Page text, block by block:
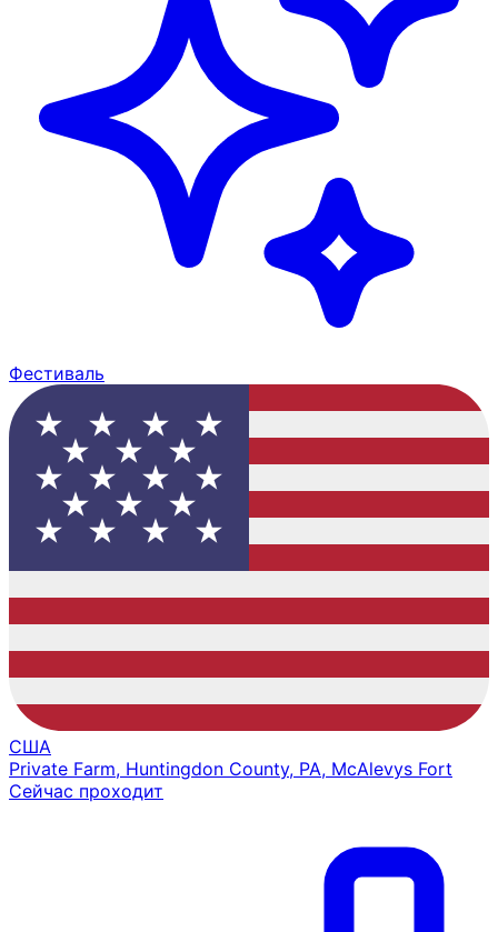
Фестиваль
США
Private Farm, Huntingdon County, PA, McAlevys Fort
Сейчас проходит